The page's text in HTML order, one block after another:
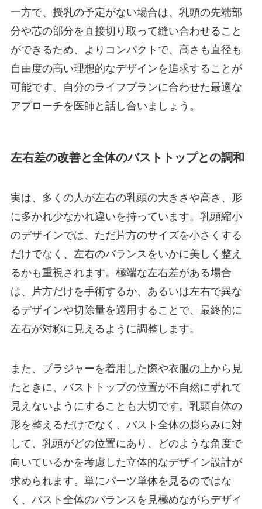
一方で、授乳の予定がない場合は、乳頭の先端部
分や芯の部分を直接切り取って縫い合わせること
ができるため、よりコンパクトで、高さも直径も
自由度の高い理想的なデザインを追求することが
可能です。自分のライフプランに合わせた最適な
アプローチを医師と話し合いましょう。
左右差の改善と全体のバストトップとの調和
実は、多くの人が左右の乳頭の大きさや高さ、形
に多かれ少なかれ違いを持っています。乳頭縮小
のデザインでは、ただ片方のサイズを小さくする
だけでなく、左右のバランスをいかに美しく整え
るかも重視されます。極端な左右差がある場合
は、片方だけを手術するか、あるいは左右で異な
るデザインや切除量を適用することで、最終的に
左右が対称に見えるように調整します。
また、ブラジャーを着用した際や衣服の上から見
たときに、バストトップの位置が不自然にずれて
見えないようにすることも大切です。乳頭自体の
形を整えるだけでなく、バスト全体の膨らみに対
して、乳頭がどの位置にあり、どのような角度で
向いているかを考慮した立体的なデザイン設計が
求められます。単にパーツ単体を見るのではな
く、バスト全体のバランスを見極めながらデザイ